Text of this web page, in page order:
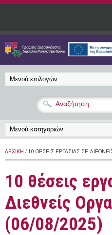
Παράκαμψη προς το κυρίως
ΑΡΧΙΚΉ / 10 ΘΈΣΕΙΣ ΕΡΓΑΣΊΑΣ ΣΕ
10 θέσεις
Διεθνείς
(06/08/2025)